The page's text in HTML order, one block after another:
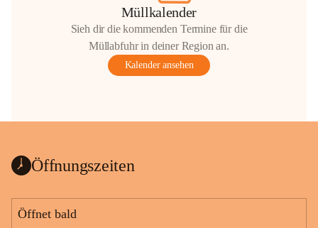
Müllkalender
Sieh dir die kommenden Termine für die
Müllabfuhr in deiner Region an.
Kalender ansehen
Öffnungszeiten
Öffnet bald